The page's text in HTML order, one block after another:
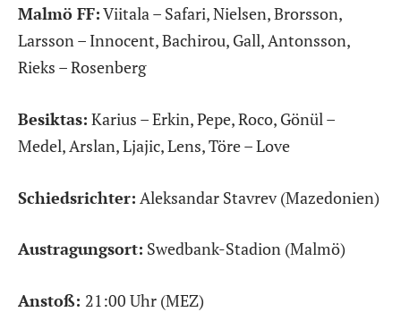
Malmö FF:Viitala – Safari, Nielsen, Brorsson,
Larsson – Innocent, Bachirou, Gall, Antonsson,
Rieks – Rosenberg
Besiktas: Karius – Erkin, Pepe, Roco, Gönül –
Medel, Arslan, Ljajic, Lens, Töre – Love
Schiedsrichter: Aleksandar Stavrev (Mazedonien)
Austragungsort: Swedbank-Stadion (Malmö)
Anstoß: 21:00 Uhr (MEZ)